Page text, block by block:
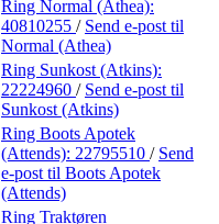
Ring Normal (Athea):
40810255 / Send e-post til
Normal (Athea)
Ring Sunkost (Atkins):
22224960 / Send e-post til
Sunkost (Atkins)
Ring Boots Apotek
(Attends): 22795510 / Send
e-post til Boots Apotek
(Attends)
Ring Traktøren